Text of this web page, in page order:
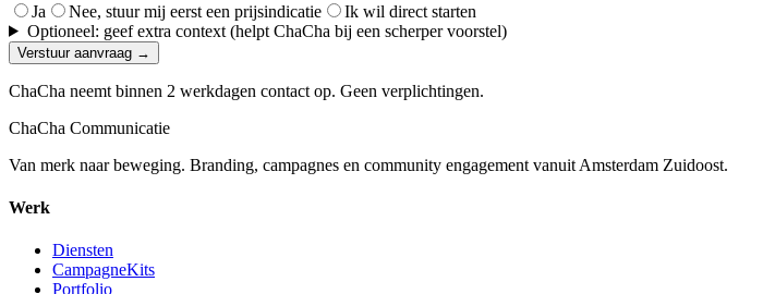
Ja
Nee, stuur mij eerst een prijsindicatie
Ik wil direct starten
Optioneel: geef extra context (helpt ChaCha bij een scherper voorstel)
Verstuur aanvraag →
ChaCha neemt binnen 2 werkdagen contact op. Geen verplichtingen.
ChaCha Communicatie
Van merk naar beweging. Branding, campagnes en community engagement vanuit Amsterdam Zuidoost.
Werk
Diensten
CampagneKits
Portfolio